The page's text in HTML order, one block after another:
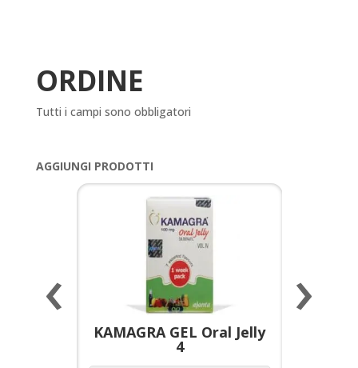
ORDINE
Tutti i campi sono obbligatori
AGGIUNGI PRODOTTI
KAMAGRA GEL Oral Jelly
4
‹ ›